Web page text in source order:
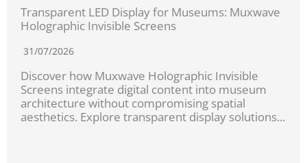
Transparent LED Display for Museums: Muxwave
Holographic Invisible Screens
31/07/2026
Discover how Muxwave Holographic Invisible
Screens integrate digital content into museum
architecture without compromising spatial
aesthetics. Explore transparent display solutions...